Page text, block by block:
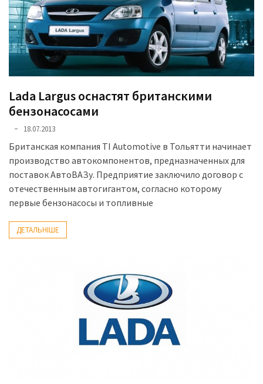
Lada Largus оснастят британскими
бензонасосами
18.07.2013
Британская компания TI Automotive в Тольятти начинает
производство автокомпонентов, предназначенных для
поставок АвтоВАЗу. Предприятие заключило договор с
отечественным автогигантом, согласно которому
первые бензонасосы и топливные
ДЕТАЛЬНІШЕ